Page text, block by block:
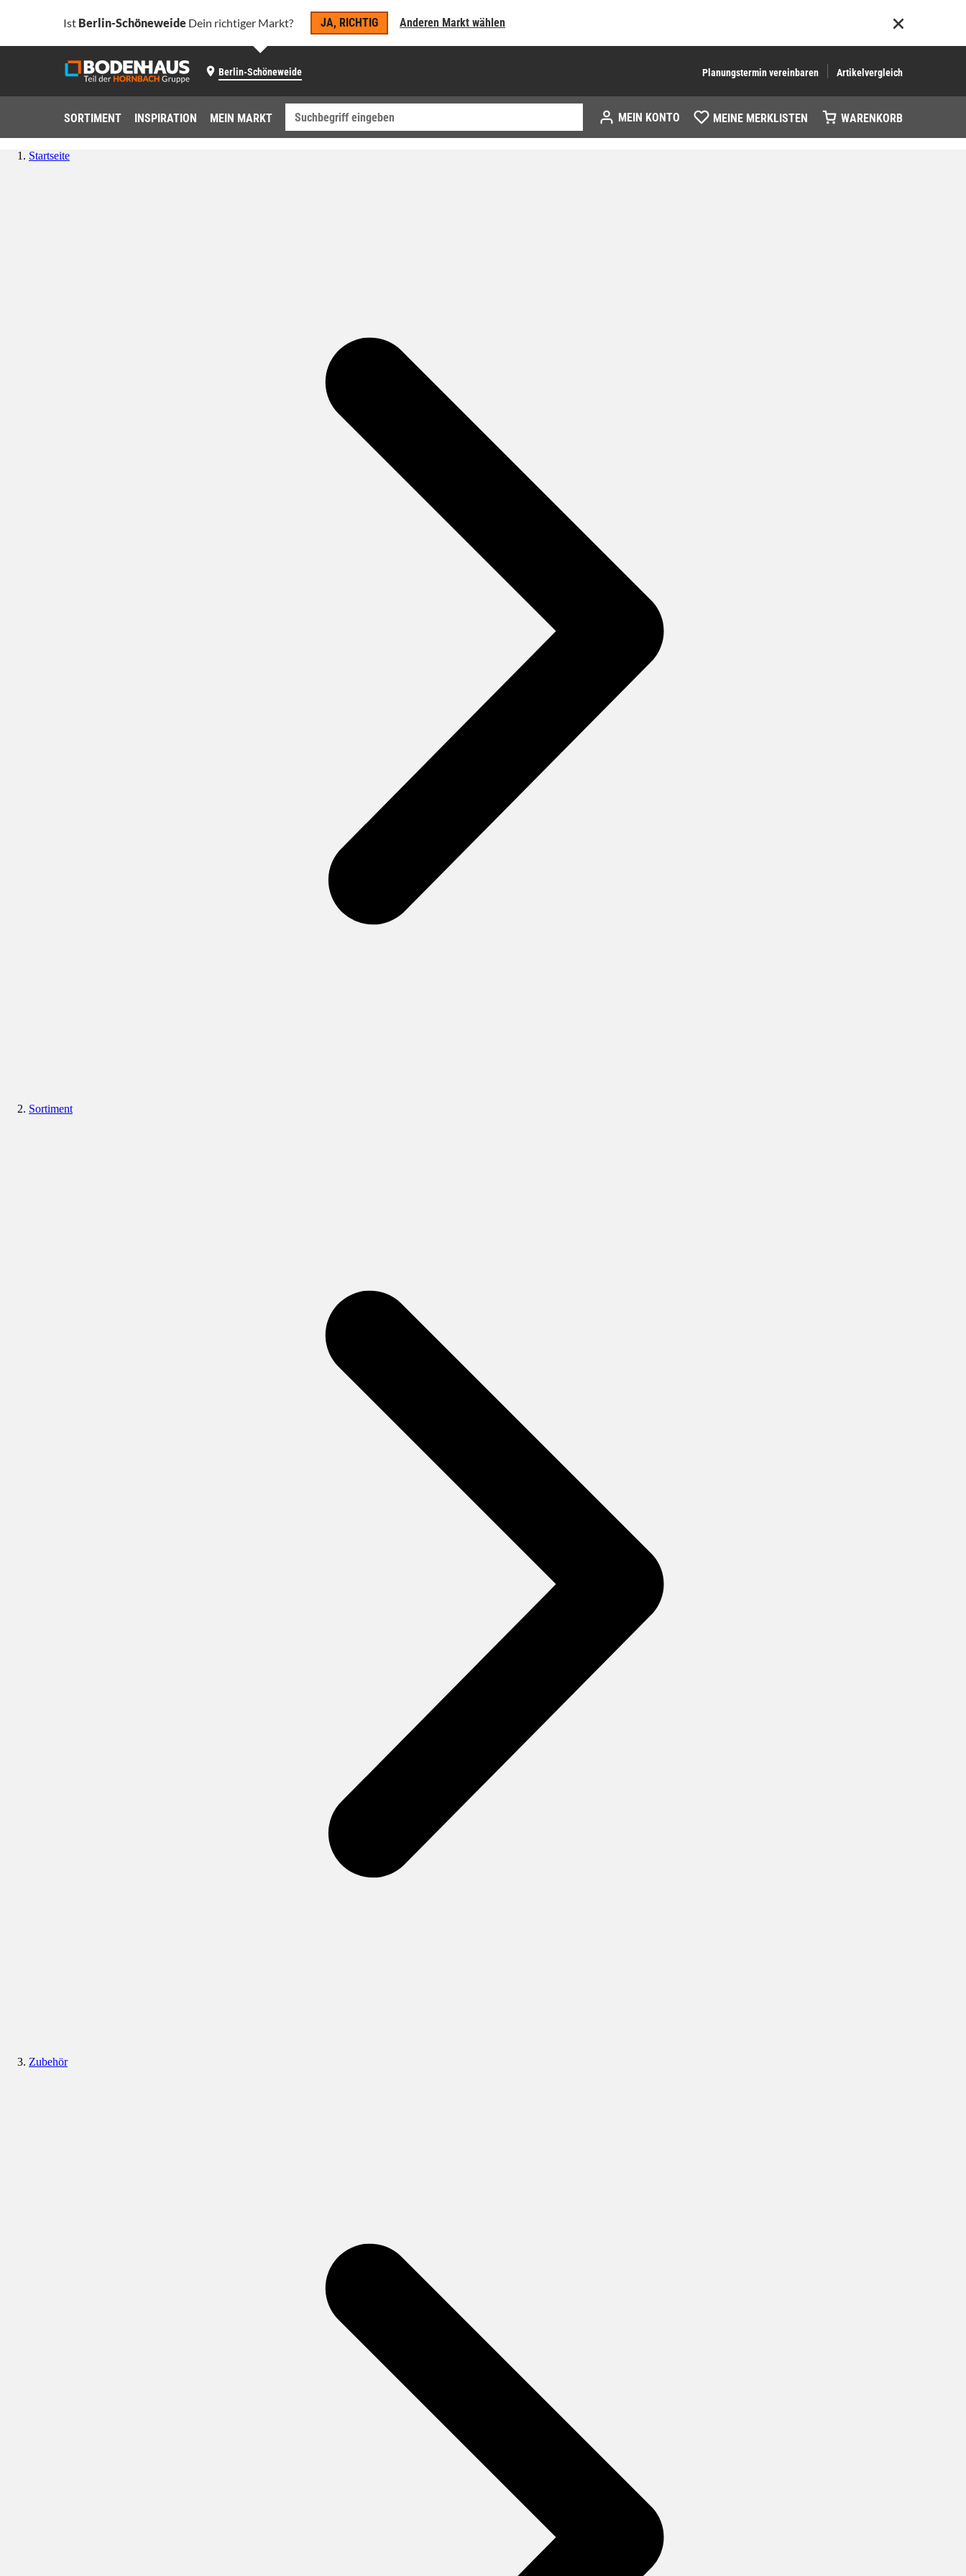
Ist Berlin-Schöneweide Dein richtiger Markt? JA, RICHTIG Anderen Markt wählen
Berlin-Schöneweide Planungstermin vereinbaren Artikelvergleich
SORTIMENT INSPIRATION MEIN MARKT MEIN KONTO MEINE MERKLISTEN WARENKORB
Startseite
Sortiment
Zubehör